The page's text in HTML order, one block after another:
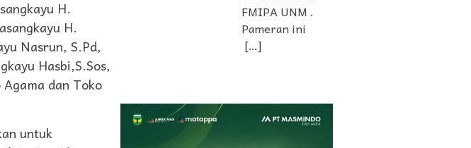
H.
H.
Nasrun, S.Pd,
Hasbi,S.Sos,
dan Toko
untuk
FMIPA UNM .
Pameran ini
[…]